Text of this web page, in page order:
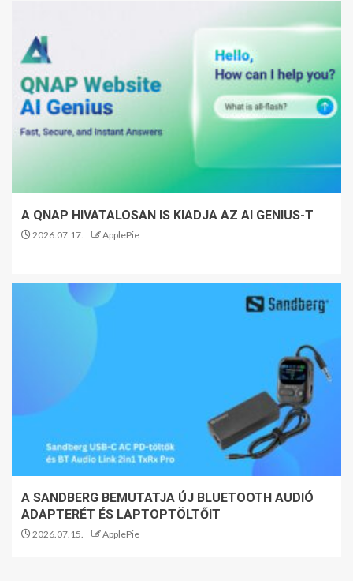
A QNAP HIVATALOSAN IS KIADJA AZ AI GENIUS-T
2026.07.17. ApplePie
A SANDBERG BEMUTATJA ÚJ BLUETOOTH AUDIÓ
ADAPTERÉT ÉS LAPTOPTÖLTŐIT
2026.07.15. ApplePie